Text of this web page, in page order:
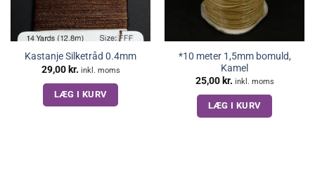
Kastanje Silketråd 0.4mm
29,00 kr. inkl. moms
LÆG I KURV
*10 meter 1,5mm bomuld,
Kamel
25,00 kr. inkl. moms
LÆG I KURV